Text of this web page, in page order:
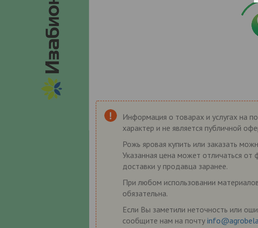
Информация о товарах и услугах на
характер и не является публичной
Рожь яровая купить или заказать
Указанная цена может отличаться от
доставки у продавца заранее.
При любом использовании
обязательна.
Если Вы заметили неточность или
сообщите нам на почту